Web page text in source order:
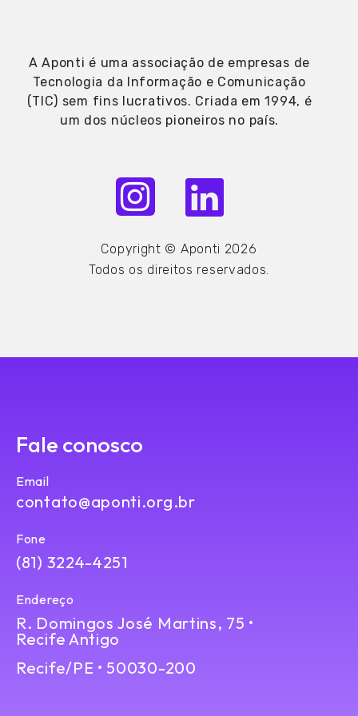
A Aponti é uma associação de empresas de
Tecnologia da Informação e Comunicação
(TIC) sem fins lucrativos. Criada em 1994, é
um dos núcleos pioneiros no país.
Copyright © Aponti 2026
Todos os direitos reservados.
Fale conosco
Email
contato@aponti.org.br
Fone
(81) 3224-4251
Endereço
R. Domingos José Martins, 75 •
Recife Antigo
Recife/PE • 50030-200